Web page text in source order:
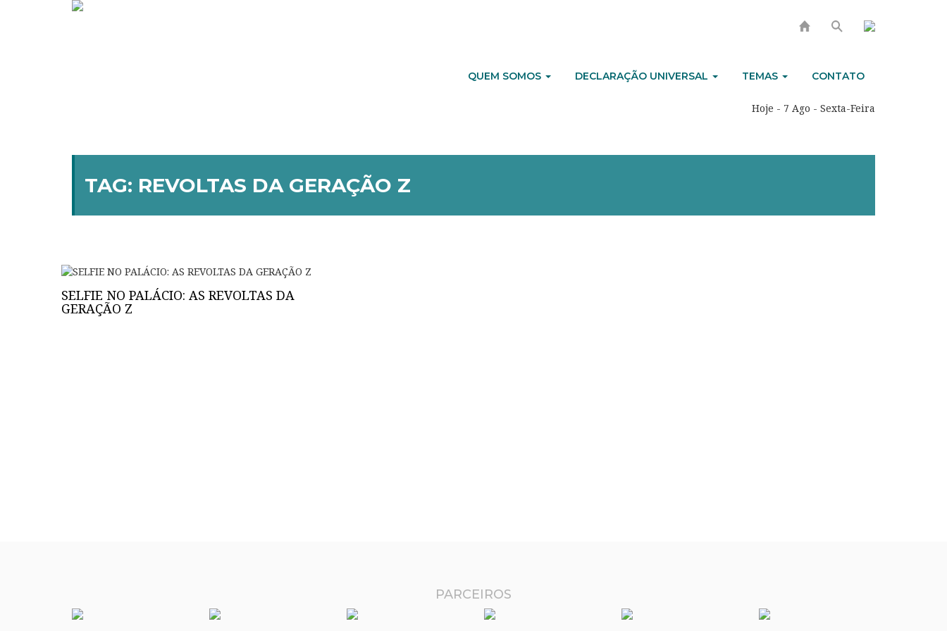
QUEM SOMOS DECLARAÇÃO UNIVERSAL TEMAS CONTATO
Hoje - 7 Ago - Sexta-Feira
TAG: REVOLTAS DA GERAÇÃO Z
SELFIE NO PALÁCIO: AS REVOLTAS DA
GERAÇÃO Z
PARCEIROS